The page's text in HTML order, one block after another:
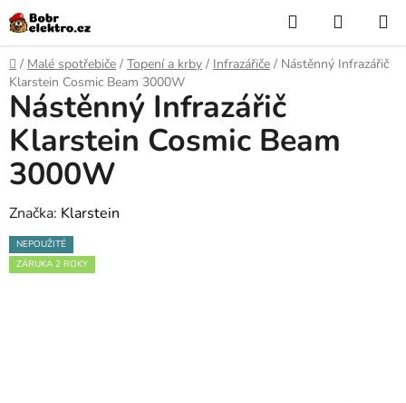
Přejít
na
obsah
Hledat
KOŠÍK
Domů
/ Malé spotřebiče / Topení a krby / Infrazářiče / Nástěnný Infrazářič
Klarstein Cosmic Beam 3000W
Nástěnný Infrazářič
Klarstein Cosmic Beam
3000W
Značka: Klarstein
NEPOUŽITÉ
ZÁRUKA 2 ROKY